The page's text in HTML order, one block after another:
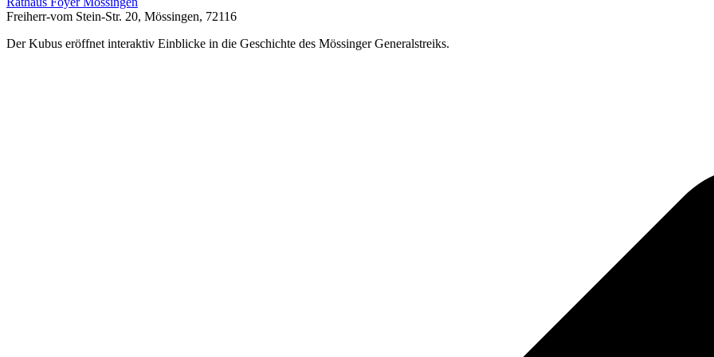
Freiherr-vom Stein-Str. 20, Mössingen, 72116
Der Kubus eröffnet interaktiv Einblicke in die Geschichte des Mössinger Generalstreiks.